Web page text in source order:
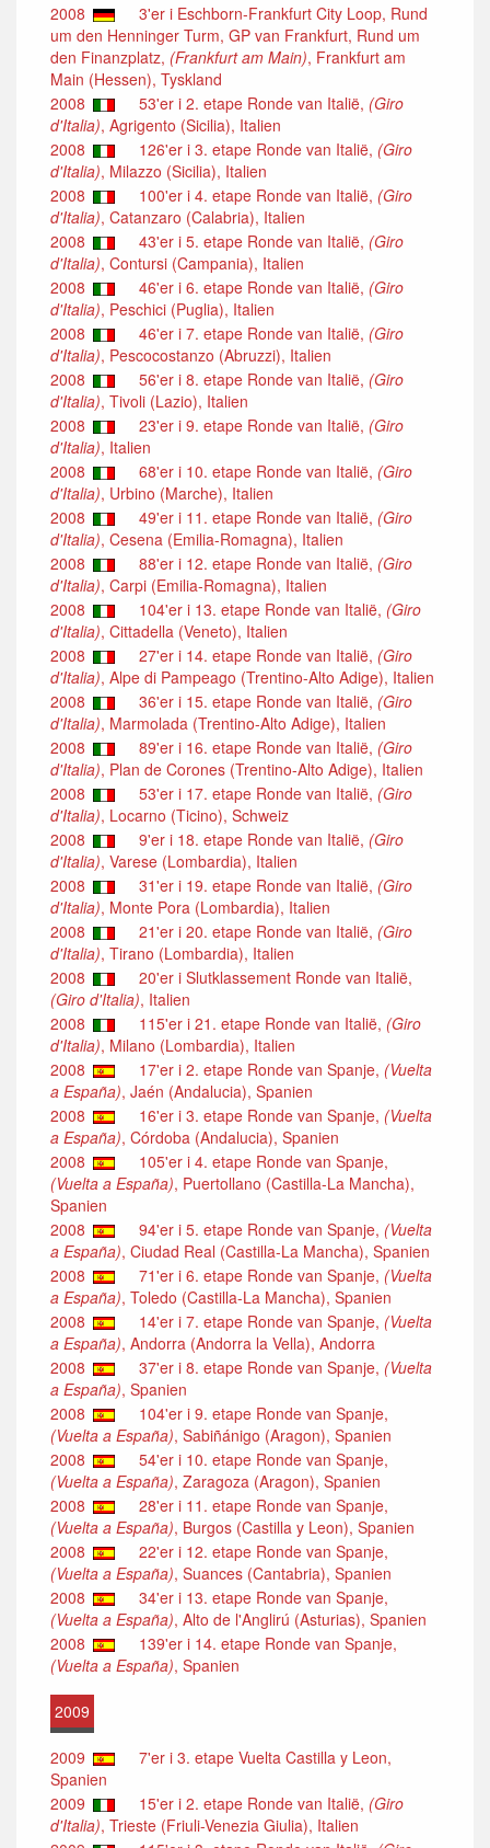
2008
3'er i Eschborn-Frankfurt City Loop, Rund
um den Henninger Turm, GP van Frankfurt, Rund um
den Finanzplatz, (Frankfurt am Main), Frankfurt am
Main (Hessen), Tyskland
2008
53'er i 2. etape Ronde van Italië, (Giro
d'Italia), Agrigento (Sicilia), Italien
2008
126'er i 3. etape Ronde van Italië, (Giro
d'Italia), Milazzo (Sicilia), Italien
2008
100'er i 4. etape Ronde van Italië, (Giro
d'Italia), Catanzaro (Calabria), Italien
2008
43'er i 5. etape Ronde van Italië, (Giro
d'Italia), Contursi (Campania), Italien
2008
46'er i 6. etape Ronde van Italië, (Giro
d'Italia), Peschici (Puglia), Italien
2008
46'er i 7. etape Ronde van Italië, (Giro
d'Italia), Pescocostanzo (Abruzzi), Italien
2008
56'er i 8. etape Ronde van Italië, (Giro
d'Italia), Tivoli (Lazio), Italien
2008
23'er i 9. etape Ronde van Italië, (Giro
d'Italia), Italien
2008
68'er i 10. etape Ronde van Italië, (Giro
d'Italia), Urbino (Marche), Italien
2008
49'er i 11. etape Ronde van Italië, (Giro
d'Italia), Cesena (Emilia-Romagna), Italien
2008
88'er i 12. etape Ronde van Italië, (Giro
d'Italia), Carpi (Emilia-Romagna), Italien
2008
104'er i 13. etape Ronde van Italië, (Giro
d'Italia), Cittadella (Veneto), Italien
2008
27'er i 14. etape Ronde van Italië, (Giro
d'Italia), Alpe di Pampeago (Trentino-Alto Adige), Italien
2008
36'er i 15. etape Ronde van Italië, (Giro
d'Italia), Marmolada (Trentino-Alto Adige), Italien
2008
89'er i 16. etape Ronde van Italië, (Giro
d'Italia), Plan de Corones (Trentino-Alto Adige), Italien
2008
53'er i 17. etape Ronde van Italië, (Giro
d'Italia), Locarno (Ticino), Schweiz
2008
9'er i 18. etape Ronde van Italië, (Giro
d'Italia), Varese (Lombardia), Italien
2008
31'er i 19. etape Ronde van Italië, (Giro
d'Italia), Monte Pora (Lombardia), Italien
2008
21'er i 20. etape Ronde van Italië, (Giro
d'Italia), Tirano (Lombardia), Italien
2008
20'er i Slutklassement Ronde van Italië,
(Giro d'Italia), Italien
2008
115'er i 21. etape Ronde van Italië, (Giro
d'Italia), Milano (Lombardia), Italien
2008
17'er i 2. etape Ronde van Spanje, (Vuelta
a España), Jaén (Andalucia), Spanien
2008
16'er i 3. etape Ronde van Spanje, (Vuelta
a España), Córdoba (Andalucia), Spanien
2008
105'er i 4. etape Ronde van Spanje,
(Vuelta a España), Puertollano (Castilla-La Mancha),
Spanien
2008
94'er i 5. etape Ronde van Spanje, (Vuelta
a España), Ciudad Real (Castilla-La Mancha), Spanien
2008
71'er i 6. etape Ronde van Spanje, (Vuelta
a España), Toledo (Castilla-La Mancha), Spanien
2008
14'er i 7. etape Ronde van Spanje, (Vuelta
a España), Andorra (Andorra la Vella), Andorra
2008
37'er i 8. etape Ronde van Spanje, (Vuelta
a España), Spanien
2008
104'er i 9. etape Ronde van Spanje,
(Vuelta a España), Sabiñánigo (Aragon), Spanien
2008
54'er i 10. etape Ronde van Spanje,
(Vuelta a España), Zaragoza (Aragon), Spanien
2008
28'er i 11. etape Ronde van Spanje,
(Vuelta a España), Burgos (Castilla y Leon), Spanien
2008
22'er i 12. etape Ronde van Spanje,
(Vuelta a España), Suances (Cantabria), Spanien
2008
34'er i 13. etape Ronde van Spanje,
(Vuelta a España), Alto de l'Anglirú (Asturias), Spanien
2008
139'er i 14. etape Ronde van Spanje,
(Vuelta a España), Spanien
2009
2009
7'er i 3. etape Vuelta Castilla y Leon,
Spanien
2009
15'er i 2. etape Ronde van Italië, (Giro
d'Italia), Trieste (Friuli-Venezia Giulia), Italien